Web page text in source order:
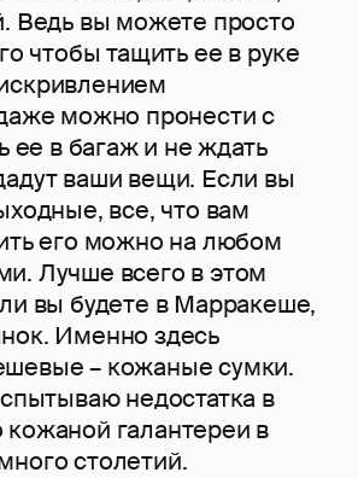
Ведь вы можете просто
чтобы тащить ее в руке
можно пронести с
ее в багаж и не ждать
ваши вещи. Если вы
все, что вам
его можно на любом
Лучше всего в этом
вы будете в Марракеше,
Именно здесь
– кожаные сумки.
недостатка в
галантереи в
столетий.